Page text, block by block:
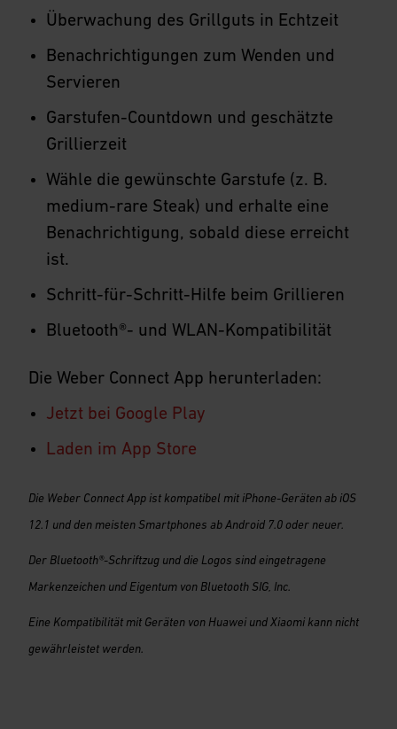
Überwachung des Grillguts in Echtzeit
Benachrichtigungen zum Wenden und
Servieren
Garstufen-Countdown und geschätzte
Grillierzeit
Wähle die gewünschte Garstufe (z. B.
medium-rare Steak) und erhalte eine
Benachrichtigung, sobald diese erreicht
ist.
Schritt-für-Schritt-Hilfe beim Grillieren
Bluetooth®- und WLAN-Kompatibilität
Die Weber Connect App herunterladen:
Jetzt bei Google Play
Laden im App Store
Die Weber Connect App ist kompatibel mit iPhone-Geräten ab iOS
12.1 und den meisten Smartphones ab Android 7.0 oder neuer.
Der Bluetooth®-Schriftzug und die Logos sind eingetragene
Markenzeichen und Eigentum von Bluetooth SIG, Inc.
Eine Kompatibilität mit Geräten von Huawei und Xiaomi kann nicht
gewährleistet werden.